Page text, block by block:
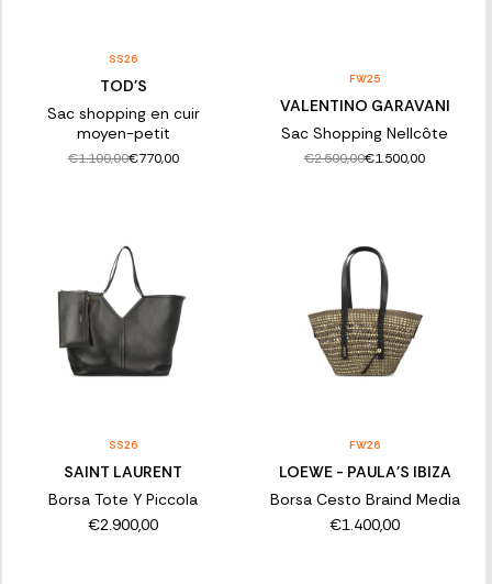
SS26
TOD'S
Sac shopping en cuir
moyen-petit
€1.100,00€770,00
FW25
VALENTINO GARAVANI
Sac Shopping Nellcôte
€2.500,00€1.500,00
SS26
SAINT LAURENT
Borsa Tote Y Piccola
€2.900,00
FW26
LOEWE - PAULA'S IBIZA
Borsa Cesto Braind Media
€1.400,00